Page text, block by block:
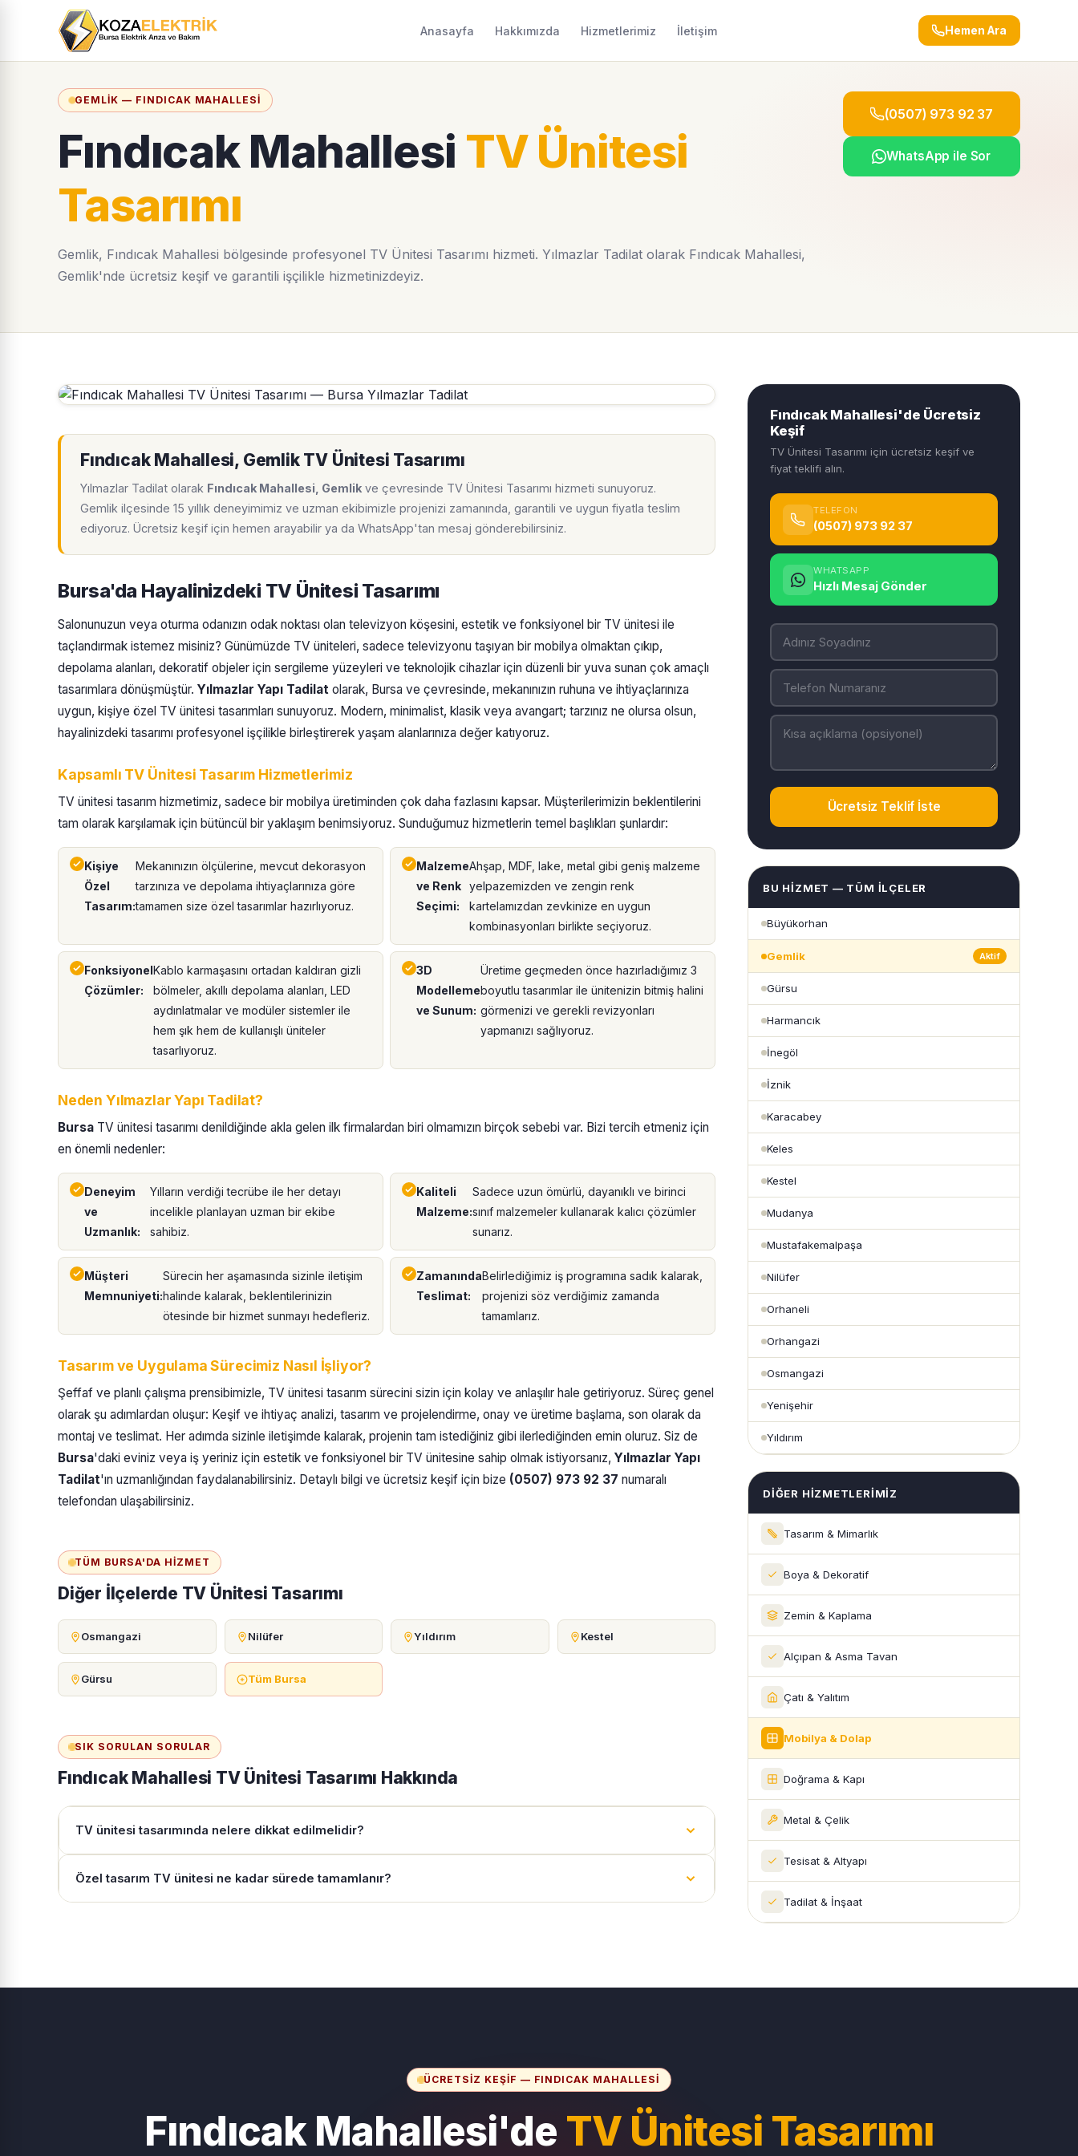
Anasayfa Hakkımızda Hizmetlerimiz İletişim Hemen Ara
GEMLIK — FINDICAK MAHALLESI
Fındıcak Mahallesi TV Ünitesi
Tasarımı
Gemlik, Fındıcak Mahallesi bölgesinde profesyonel TV Ünitesi Tasarımı hizmeti. Yılmazlar Tadilat olarak Fındıcak Mahallesi,
Gemlik'nde ücretsiz keşif ve garantili işçilikle hizmetinizdeyiz.
(0507) 973 92 37
WhatsApp ile Sor
Fındıcak Mahallesi, Gemlik TV Ünitesi Tasarımı
Yılmazlar Tadilat olarak Fındıcak Mahallesi, Gemlik ve çevresinde TV Ünitesi Tasarımı hizmeti sunuyoruz.
Gemlik ilçesinde 15 yıllık deneyimimiz ve uzman ekibimizle projenizi zamanında, garantili ve uygun fiyatla teslim
ediyoruz. Ücretsiz keşif için hemen arayabilir ya da WhatsApp'tan mesaj gönderebilirsiniz.
Bursa'da Hayalinizdeki TV Ünitesi Tasarımı
Salonunuzun veya oturma odanızın odak noktası olan televizyon köşesini, estetik ve fonksiyonel bir TV ünitesi ile
taçlandırmak istemez misiniz? Günümüzde TV üniteleri, sadece televizyonu taşıyan bir mobilya olmaktan çıkıp,
depolama alanları, dekoratif objeler için sergileme yüzeyleri ve teknolojik cihazlar için düzenli bir yuva sunan çok amaçlı
tasarımlara dönüşmüştür. Yılmazlar Yapı Tadilat olarak, Bursa ve çevresinde, mekanınızın ruhuna ve ihtiyaçlarınıza
uygun, kişiye özel TV ünitesi tasarımları sunuyoruz. Modern, minimalist, klasik veya avangart; tarzınız ne olursa olsun,
hayalinizdeki tasarımı profesyonel işçilikle birleştirerek yaşam alanlarınıza değer katıyoruz.
Kapsamlı TV Ünitesi Tasarım Hizmetlerimiz
TV ünitesi tasarım hizmetimiz, sadece bir mobilya üretiminden çok daha fazlasını kapsar. Müşterilerimizin beklentilerini
tam olarak karşılamak için bütüncül bir yaklaşım benimsiyoruz. Sunduğumuz hizmetlerin temel başlıkları şunlardır:
Kişiye
Özel
Tasarım:
Mekanınızın ölçülerine, mevcut dekorasyon
tarzınıza ve depolama ihtiyaçlarınıza göre
tamamen size özel tasarımlar hazırlıyoruz.
Malzeme
ve Renk
Seçimi:
Ahşap, MDF, lake, metal gibi geniş malzeme
yelpazemizden ve zengin renk
kartelamızdan zevkinize en uygun
kombinasyonları birlikte seçiyoruz.
Fonksiyonel
Çözümler:
Kablo karmaşasını ortadan kaldıran gizli
bölmeler, akıllı depolama alanları, LED
aydınlatmalar ve modüler sistemler ile
hem şık hem de kullanışlı üniteler
tasarlıyoruz.
3D
Modelleme
ve Sunum:
Üretime geçmeden önce hazırladığımız 3
boyutlu tasarımlar ile ünitenizin bitmiş halini
görmenizi ve gerekli revizyonları
yapmanızı sağlıyoruz.
Neden Yılmazlar Yapı Tadilat?
Bursa TV ünitesi tasarımı denildiğinde akla gelen ilk firmalardan biri olmamızın birçok sebebi var. Bizi tercih etmeniz için
en önemli nedenler:
Deneyim
ve
Uzmanlık:
Yılların verdiği tecrübe ile her detayı
incelikle planlayan uzman bir ekibe
sahibiz.
Kaliteli
Malzeme:
Sadece uzun ömürlü, dayanıklı ve birinci
sınıf malzemeler kullanarak kalıcı çözümler
sunarız.
Müşteri
Memnuniyeti:
Sürecin her aşamasında sizinle iletişim
halinde kalarak, beklentilerinizin
ötesinde bir hizmet sunmayı hedefleriz.
Zamanında
Teslimat:
Belirlediğimiz iş programına sadık kalarak,
projenizi söz verdiğimiz zamanda
tamamlarız.
Tasarım ve Uygulama Sürecimiz Nasıl İşliyor?
Şeffaf ve planlı çalışma prensibimizle, TV ünitesi tasarım sürecini sizin için kolay ve anlaşılır hale getiriyoruz. Süreç genel
olarak şu adımlardan oluşur: Keşif ve ihtiyaç analizi, tasarım ve projelendirme, onay ve üretime başlama, son olarak da
montaj ve teslimat. Her adımda sizinle iletişimde kalarak, projenin tam istediğiniz gibi ilerlediğinden emin oluruz. Siz de
Bursa'daki eviniz veya iş yeriniz için estetik ve fonksiyonel bir TV ünitesine sahip olmak istiyorsanız, Yılmazlar Yapı
Tadilat'ın uzmanlığından faydalanabilirsiniz. Detaylı bilgi ve ücretsiz keşif için bize (0507) 973 92 37 numaralı
telefondan ulaşabilirsiniz.
TÜM BURSA'DA HIZMET
Diğer İlçelerde TV Ünitesi Tasarımı
Osmangazi Nilüfer Yıldırım Kestel
Gürsu Tüm Bursa
SIK SORULAN SORULAR
Fındıcak Mahallesi TV Ünitesi Tasarımı Hakkında
TV ünitesi tasarımında nelere dikkat edilmelidir?
Özel tasarım TV ünitesi ne kadar sürede tamamlanır?
Fındıcak Mahallesi'de Ücretsiz
Keşif
TV Ünitesi Tasarımı için ücretsiz keşif ve
fiyat teklifi alın.
TELEFON
(0507) 973 92 37
WHATSAPP
Hızlı Mesaj Gönder
Ücretsiz Teklif İste
BU HIZMET — TÜM İLÇELER
Büyükorhan
Gemlik Aktif
Gürsu
Harmancık
İnegöl
İznik
Karacabey
Keles
Kestel
Mudanya
Mustafakemalpaşa
Nilüfer
Orhaneli
Orhangazi
Osmangazi
Yenişehir
Yıldırım
DIĞER HIZMETLERIMIZ
Tasarım & Mimarlık
Boya & Dekoratif
Zemin & Kaplama
Alçıpan & Asma Tavan
Çatı & Yalıtım
Mobilya & Dolap
Doğrama & Kapı
Metal & Çelik
Tesisat & Altyapı
Tadilat & İnşaat
ÜCRETSIZ KEŞIF — FINDICAK MAHALLESI
Fındıcak Mahallesi'de TV Ünitesi Tasarımı